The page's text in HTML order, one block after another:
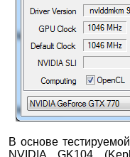
В основе
NVIDIA GK104